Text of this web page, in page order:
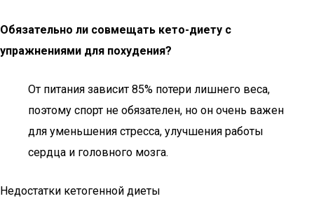
Обязательно ли совмещать кето-диету с
упражнениями для похудения?
От питания зависит 85% потери лишнего веса,
поэтому спорт не обязателен, но он очень важен
для уменьшения стресса, улучшения работы
сердца и головного мозга.
Недостатки кетогенной диеты